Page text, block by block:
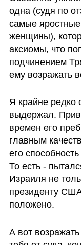
одна (судя по
самые
женщины),
аксиомы, что
подчинением
ему возражать
Я крайне редко
выдержал.
времен его
главным
его
То есть -
Израиля не
президенту
положено.
А вот